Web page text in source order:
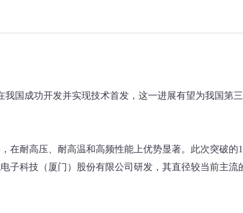
我国成功开发并实现技术首发，这一进展有望为我国第
在耐高压、耐高温和高频性能上优势显著。此次突破的
子科技（厦门）股份有限公司研发，其直径较当前主流